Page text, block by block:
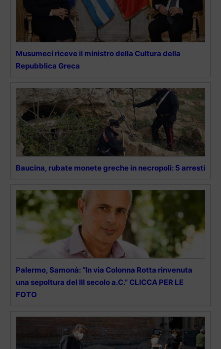
Musumeci riceve il ministro della Cultura della
Repubblica Greca
Baucina, rubate monete greche in necropoli: 5 arresti
Palermo, Samonà: “In via Colonna Rotta rinvenuta
una sepoltura del III secolo a.C.” CLICCA PER LE
FOTO